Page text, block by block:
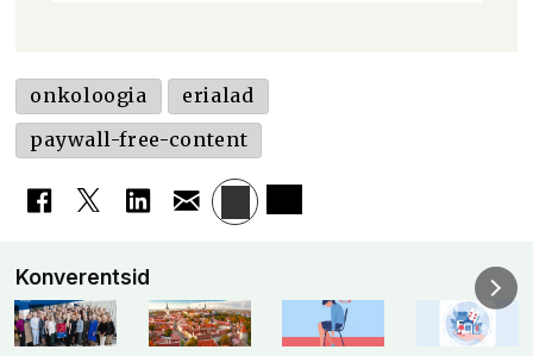
onkoloogia
erialad
paywall-free-content
Konverentsid